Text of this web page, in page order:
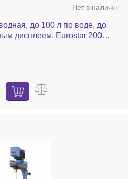
Нет в наличии
до 100 л по воде, до
дисплеем, Eurostar 200